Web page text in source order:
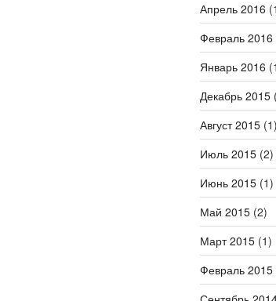
Апрель 2016
Февраль 2016
Январь 2016
Декабрь 2015
Август 2015(1)
Июль 2015(2)
Июнь 2015(1)
Май 2015(2)
Март 2015(1)
Февраль 2015